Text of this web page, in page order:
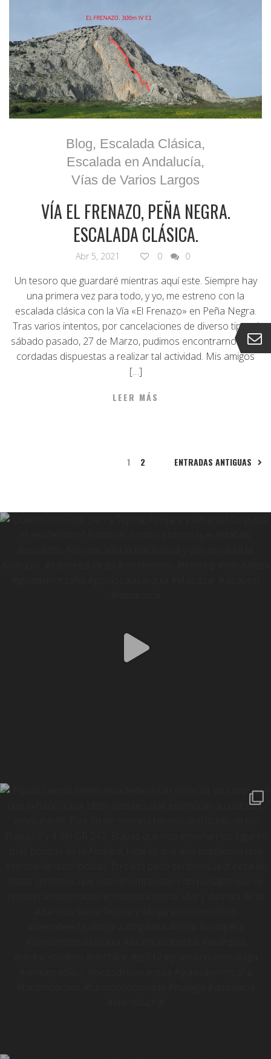
Blog, Escalada Clásica,
Escalada en Andalucía,
Vías de Varios Largos
VÍA EL FRENAZO, PEÑA NEGRA.
ESCALADA CLÁSICA.
Abr 5, 2021 0 0
Un tesoro que guardaré mientras aquí este. Siempre hay
una primera vez para todo, y yo, me estreno con la
escalada clásica con la Vía «El Frenazo» en Peña Negra.
Tras varios intentos, por cancelaciones de diverso tipo, el
sábado pasado, 27 de Marzo, pudimos encontrarnos dos
cordadas dispuestas a realizar tal actividad. Mis amigos
[…]
LEER MÁS
1 2 ENTRADAS ANTIGUAS